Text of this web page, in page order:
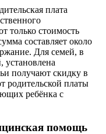
плата
только стоимость
составляет около
Для семей, в
установлена
получают скидку в
родительской платы
ребёнка с
помощь